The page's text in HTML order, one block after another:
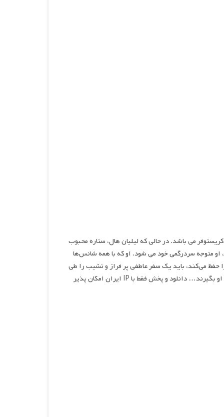
سال ۲۰۲۴ به کارگردانی مایکل کریستوفر می باشد. در حالی که لیلیان هال، ستاره محبوب
متوجه سردرگمی خود می شود. او که با همه شانس‌ها
می‌کند، باید یک سفر عاطفی پر فراز و نشیب را طی
کند – مردم و رویدادها توطئه می کنند تا توانایی او را برای انجام کاری که دوست دارد از او بگیرند… دانلود و پخش فقط با IP ایران امکان پذیر